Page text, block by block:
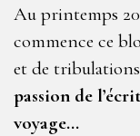
Au printemps
commence ce
et de
passion de
voyage…